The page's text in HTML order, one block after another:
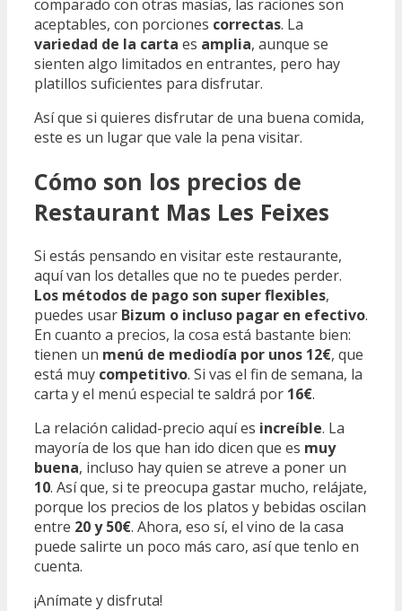
comparado con otras masías, las raciones son
aceptables, con porciones correctas. La
variedad de la carta es amplia, aunque se
sienten algo limitados en entrantes, pero hay
platillos suficientes para disfrutar.
Así que si quieres disfrutar de una buena comida,
este es un lugar que vale la pena visitar.
Cómo son los precios de
Restaurant Mas Les Feixes
Si estás pensando en visitar este restaurante,
aquí van los detalles que no te puedes perder.
Los métodos de pago son super flexibles,
puedes usar Bizum o incluso pagar en efectivo.
En cuanto a precios, la cosa está bastante bien:
tienen un menú de mediodía por unos 12€, que
está muy competitivo. Si vas el fin de semana, la
carta y el menú especial te saldrá por 16€.
La relación calidad-precio aquí es increíble. La
mayoría de los que han ido dicen que es muy
buena, incluso hay quien se atreve a poner un
10. Así que, si te preocupa gastar mucho, relájate,
porque los precios de los platos y bebidas oscilan
entre 20 y 50€. Ahora, eso sí, el vino de la casa
puede salirte un poco más caro, así que tenlo en
cuenta.
¡Anímate y disfruta!